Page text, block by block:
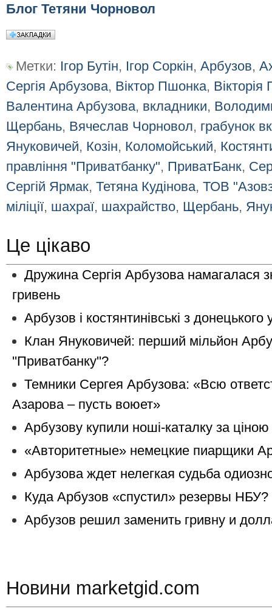
Блог Тетяни Чорновол
Метки: Ігор Бутін, Ігор Соркін, Арбузов,
Сергія Арбузова, Віктор Пшонка,
Валентина Арбузова, вкладники,
Щербань, Вячеслав Чорновол, грабунок
Януковичей, Козін, Коломойський,
правління "Приватбанку", ПриватБанк,
Сергій Ярмак, Тетяна Кудінова, ТОВ
міліції, шахраї, шахрайство, Щербань,
Це цікаво
Дружина Сергія Арбузова намагалася
гривень
Арбузов і костянтинівські з
Клан Януковичей: перший мільйон
''Приватбанку''?
Темники Сергея Арбузова: «Всю
Азарова – пусть воюет»
Арбузову купили ноші-каталку за
«Авторитетные» немецкие пиарщики
Арбузова ждет нелегкая судьба
Куда Арбузов «спустил» резервы НБУ?
Арбузов решил заменить гривну и
Новини marketgid.com